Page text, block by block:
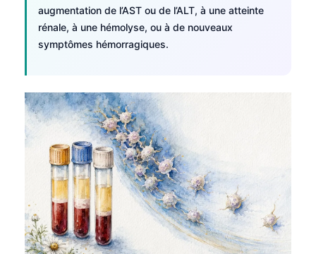
augmentation de l’AST ou de l’ALT, à une atteinte
rénale, à une hémolyse, ou à de nouveaux
symptômes hémorragiques.